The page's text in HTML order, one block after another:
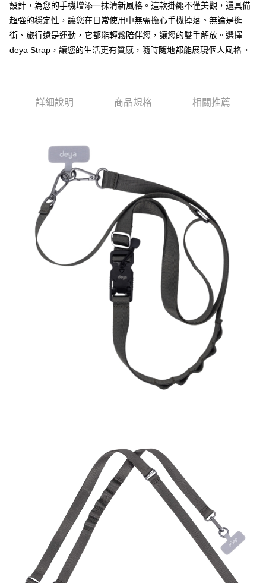
易，需依本服務之必要範圍內提供個人資料，並將交易相關給付款項請求債
權轉讓予恩沛科技股份有限公司。
https://aftee.tw/terms/#terms3
３．未成年的使用者請事先徵得法定代理人或監護人之同意方可使用
請求用戶進行身份認證。
設計，為您的手機增添一抹清新風格。這款掛繩不僅美觀，還具備
超強的穩定性，讓您在日常使用中無需擔心手機掉落。無論是逛
街、旅行還是運動，它都能輕鬆陪伴您，讓您的雙手解放。選擇
deya Strap，讓您的生活更有質感，隨時隨地都能展現個人風格。
詳細說明 商品規格 相關推薦